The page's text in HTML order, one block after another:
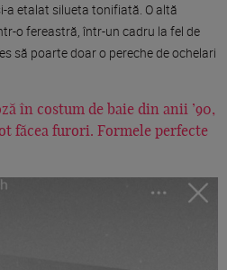
a etalat silueta tonifiată. O altă
o fereastră, într-un cadru la fel de
să poarte doar o pereche de ochelari
în costum de baie din anii ’90,
făcea furori. Formele perfecte